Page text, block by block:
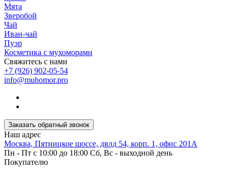
Мята
Зверобой
Чай
Иван-чай
Пуэр
Косметика с мухоморами
Свяжитесь с нами
+7 (926) 902-05-54
info@muhomor.pro
Заказать обратный звонок
Наш адрес
Москва, Пятницкое шоссе, двлд 54, корп. 1, офис 201А
Пн - Пт с 10:00 до 18:00 Сб, Вс - выходной день
Покупателю